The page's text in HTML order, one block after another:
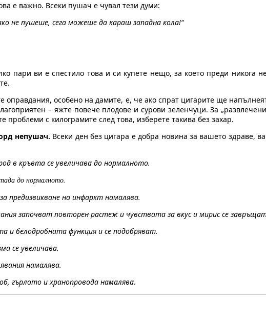
е важно. Всеки пушач е чувал тези думи:
не пушеше, сега можеше да караш западна кола!“
пари ви е спестило това и си купете нещо, за което преди
оправдания, особено на дамите, е, че ако спрат цигарите ще
– яжте повече плодове и сурови зеленчуци. За
проблеми с килограмите след това, изберете такива без захар.
непушач. Всеки ден без цигара е добра новина за вашето здраве,
в кръвта се увеличава до нормалното.
до нормалното.
предизвикване на инфаркт намалява.
започват повторен растеж и чувствата за вкус и мирис се
и белодробната функция и се подобряват.
се увеличава.
намалява.
гърлото и хранопровода намалява.